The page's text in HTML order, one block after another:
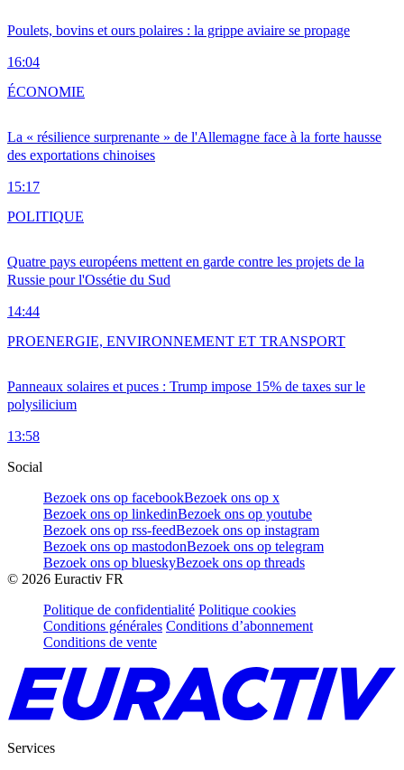
Poulets, bovins et ours polaires : la grippe aviaire se propage
16:04
La « résilience surprenante » de l'Allemagne face à la forte hausse
des exportations chinoises
15:17
ÉCONOMIE
Quatre pays européens mettent en garde contre les projets de la
Russie pour l'Ossétie du Sud
14:44
POLITIQUE
Panneaux solaires et puces : Trump impose 15% de taxes sur le
polysilicium
13:58
PROENERGIE, ENVIRONNEMENT ET TRANSPORT
Social
Bezoek ons op facebookBezoek ons op x
Bezoek ons op linkedinBezoek ons op youtube
Bezoek ons op rss-feedBezoek ons op instagram
Bezoek ons op mastodonBezoek ons op telegram
Bezoek ons op blueskyBezoek ons op threads
© 2026 Euractiv FR
Politique de confidentialité Politique cookies
Conditions générales Conditions d’abonnement
Conditions de vente
Services